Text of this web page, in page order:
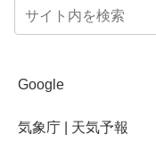
Google
気象庁 | 天気予報